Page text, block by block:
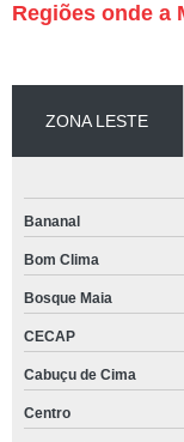
Regiões onde a
ZONA LESTE
Bananal
Bom Clima
Bosque Maia
CECAP
Cabuçu de Cima
Centro